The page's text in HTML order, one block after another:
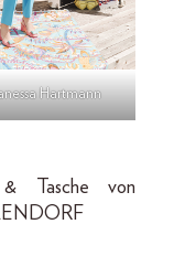
Hartmann
& Tasche von